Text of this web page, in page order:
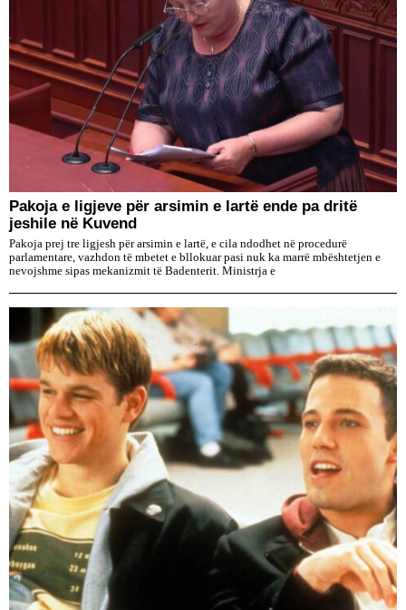
Pakoja e ligjeve për arsimin e lartë ende pa dritë
jeshile në Kuvend
Pakoja prej tre ligjesh për arsimin e lartë, e cila ndodhet në procedurë
parlamentare, vazhdon të mbetet e bllokuar pasi nuk ka marrë mbështetjen e
nevojshme sipas mekanizmit të Badenterit. Ministrja e